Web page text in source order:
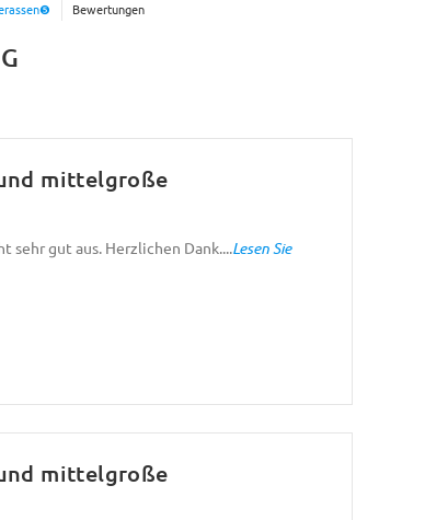
Bewertungen
mittelgroße
sehr gut aus. Herzlichen Dank....Lesen Sie
mittelgroße